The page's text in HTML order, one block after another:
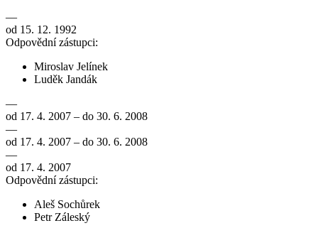
—
od 15. 12. 1992
Odpovědní zástupci:
Miroslav Jelínek
Luděk Jandák
—
od 17. 4. 2007 – do 30. 6. 2008
—
od 17. 4. 2007 – do 30. 6. 2008
—
od 17. 4. 2007
Odpovědní zástupci:
Aleš Sochůrek
Petr Záleský